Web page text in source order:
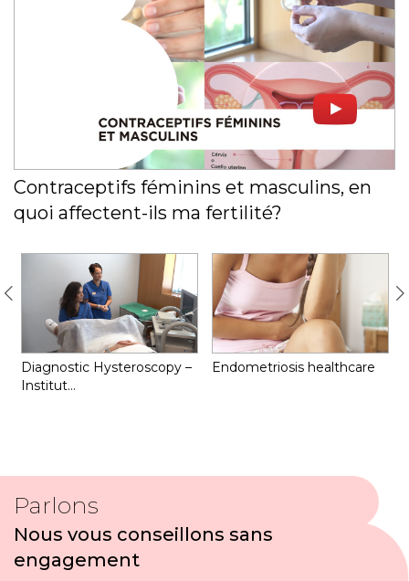
Contraceptifs féminins et masculins, en
quoi affectent-ils ma fertilité?
Diagnostic Hysteroscopy –
Institut…
Endometriosis healthcare
Parlons
Nous vous conseillons sans
engagement